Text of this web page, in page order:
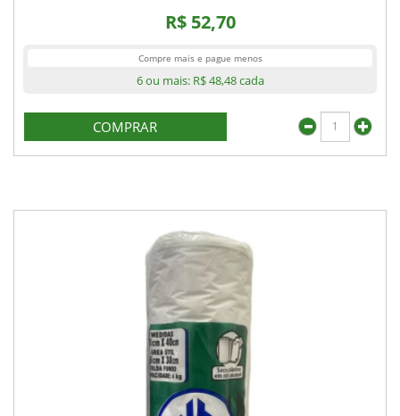
R$ 52,70
Compre mais e pague menos
6 ou mais: R$ 48,48cada
COMPRAR